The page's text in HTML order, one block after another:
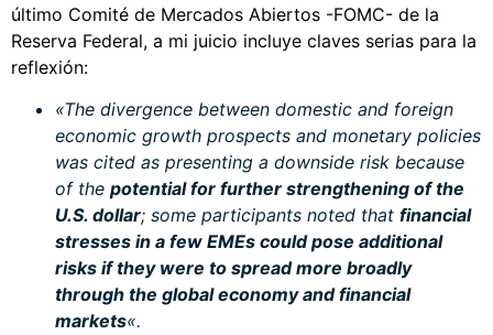
último Comité de Mercados Abiertos -FOMC- de la
Reserva Federal, a mi juicio incluye claves serias para la
reflexión:
«The divergence between domestic and foreign
economic growth prospects and monetary policies
was cited as presenting a downside risk because
of the potential for further strengthening of the
U.S. dollar; some participants noted that financial
stresses in a few EMEs could pose additional
risks if they were to spread more broadly
through the global economy and financial
markets«.